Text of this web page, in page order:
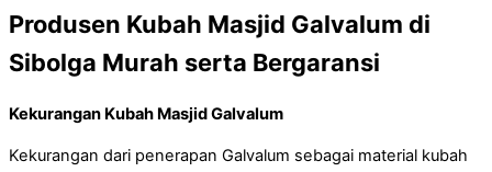
Produsen Kubah Masjid Galvalum di
Sibolga Murah serta Bergaransi
Kekurangan Kubah Masjid Galvalum
Kekurangan dari penerapan Galvalum sebagai material kubah